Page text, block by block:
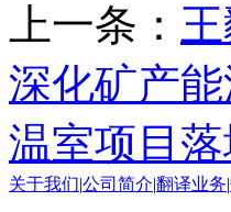
上一条：
深化矿产
温室项目
关于我们 公司简介 翻译业务